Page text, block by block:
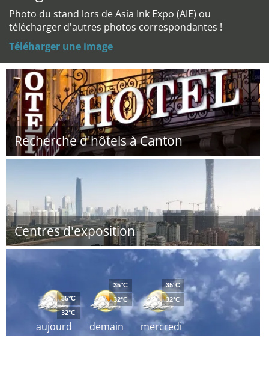
Photo du stand lors de Asia Ink Expo (AIE) ou
télécharger d'autres photos correspondantes !
Téléharger une image
Recherche d'hôtels à Canton
Centres d'exposition
aujourd
´hui
35°C
32°C
demain
35°C
32°C
mercredi
35°C
32°C